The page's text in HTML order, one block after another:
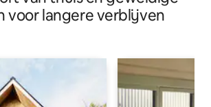
voor langere verblijven